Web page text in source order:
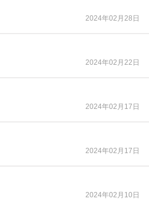
2024年02月28日
2024年02月22日
2024年02月17日
2024年02月17日
2024年02月10日